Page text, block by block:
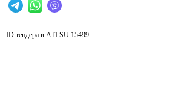
ID тендера в ATI.SU 15499